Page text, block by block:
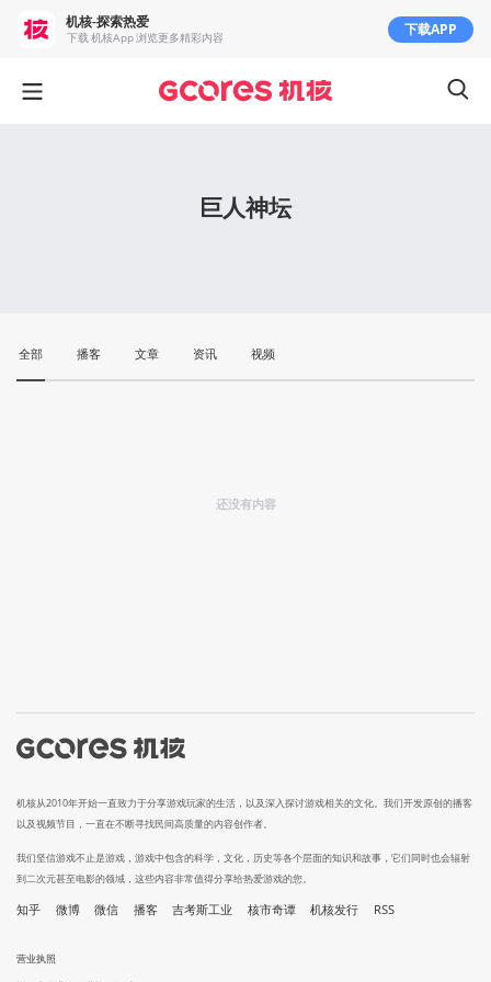
巨人神坛
全部 播客 文章 资讯 视频
还没有内容
机核从2010年开始一直致力于分享游戏玩家的生活，以及深入探讨游戏相关的文化。我们开发原创的播客
以及视频节目，一直在不断寻找民间高质量的内容创作者。
我们坚信游戏不止是游戏，游戏中包含的科学，文化，历史等各个层面的知识和故事，它们同时也会辐射
到二次元甚至电影的领域，这些内容非常值得分享给热爱游戏的您。
知乎 微博 微信 播客 吉考斯工业 核市奇谭 机核发行 RSS
营业执照
机核-探索热爱
下载 机核App 浏览更多精彩内容 下载APP